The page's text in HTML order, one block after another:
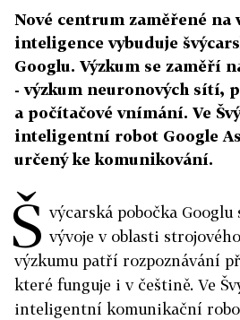
Nové centrum zaměřené na
inteligence vybuduje
Googlu. Výzkum se zaměří
- výzkum neuronových sítí,
a počítačové vnímání. Ve
inteligentní robot Google
určený ke komunikování.
Š výcarská pobočka Googlu
vývoje v oblasti
výzkumu patří rozpoznávání
které funguje i v češtině. Ve
inteligentní komunikační